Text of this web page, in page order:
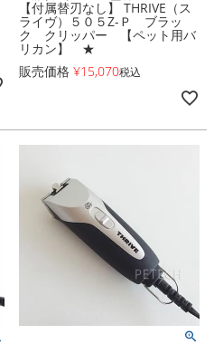
【付属替刃なし】 THRIVE（ス
ライヴ）５０５Z-Ｐ ブラッ
ク クリッパー 【ペット用バ
リカン】 ★
販売価格 ¥15,070税込